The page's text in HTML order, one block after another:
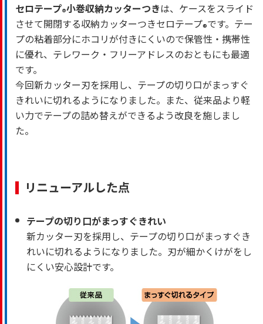
セロテープ®小巻収納カッターつきは、ケースをスライド
させて開閉する収納カッターつきセロテープ®です。テー
プの粘着部分にホコリが付きにくいので保管性・携帯性
に優れ、テレワーク・フリーアドレスのおともにも最適
です。
今回新カッター刃を採用し、テープの切り口がまっすぐ
きれいに切れるようになりました。また、従来品より軽
い力でテープの詰め替えができるよう改良を施しまし
た。
リニューアルした点
テープの切り口がまっすぐきれい
新カッター刃を採用し、テープの切り口がまっすぐき
れいに切れるようになりました。刃が細かくけがをし
にくい安心設計です。